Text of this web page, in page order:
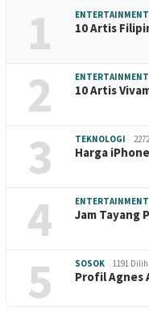
1 ENTERTAINMENT
10 Artis
2 ENTERTAINMENT
10 Artis
3 TEKNOLOGI
Harga
4 ENTERTAINMENT
Jam Tayang
5 SOSOK 1191
Profil Agnes